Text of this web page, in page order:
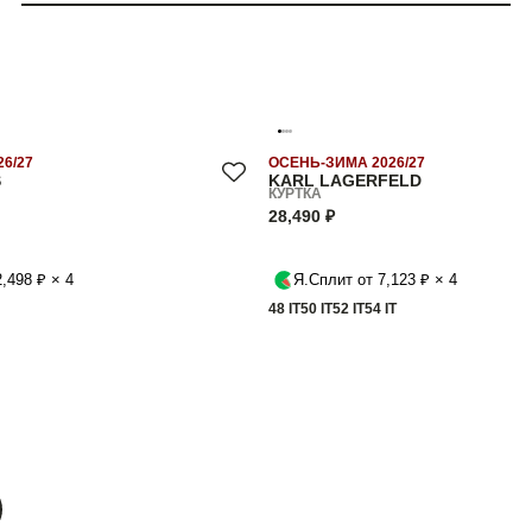
27
₽ × 4
KARL LAGERFELD
ОСЕНЬ-ЗИМА 2026/27
КУРТКА
28,490 ₽
Я.Сплит от 7,123 ₽ × 4
48 IT50 IT52 IT54 IT